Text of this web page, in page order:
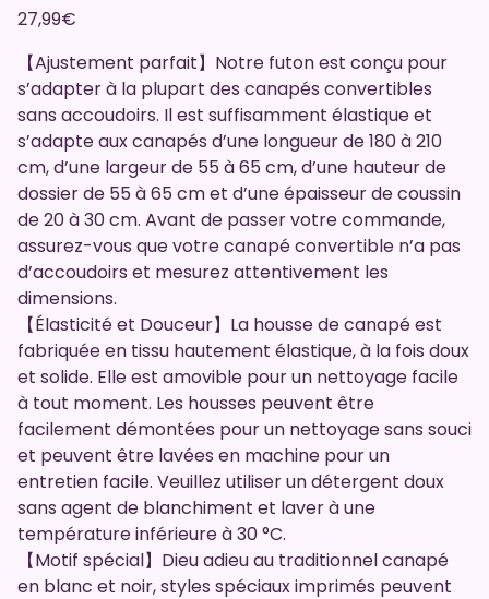
27,99€
【Ajustement parfait】Notre futon est conçu pour
s’adapter à la plupart des canapés convertibles
sans accoudoirs. Il est suffisamment élastique et
s’adapte aux canapés d’une longueur de 180 à 210
cm, d’une largeur de 55 à 65 cm, d’une hauteur de
dossier de 55 à 65 cm et d’une épaisseur de coussin
de 20 à 30 cm. Avant de passer votre commande,
assurez-vous que votre canapé convertible n’a pas
d’accoudoirs et mesurez attentivement les
dimensions.
【Élasticité et Douceur】La housse de canapé est
fabriquée en tissu hautement élastique, à la fois doux
et solide. Elle est amovible pour un nettoyage facile
à tout moment. Les housses peuvent être
facilement démontées pour un nettoyage sans souci
et peuvent être lavées en machine pour un
entretien facile. Veuillez utiliser un détergent doux
sans agent de blanchiment et laver à une
température inférieure à 30 °C.
【Motif spécial】Dieu adieu au traditionnel canapé
en blanc et noir, styles spéciaux imprimés peuvent